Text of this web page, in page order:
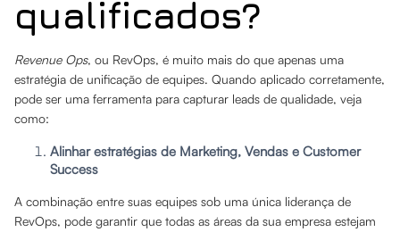
qualificados?
Revenue Ops, ou RevOps, é muito mais do que apenas uma
estratégia de unificação de equipes. Quando aplicado corretamente,
pode ser uma ferramenta para capturar leads de qualidade, veja
como:
Alinhar estratégias de Marketing, Vendas e Customer
Success
A combinação entre suas equipes sob uma única liderança de
RevOps, pode garantir que todas as áreas da sua empresa estejam